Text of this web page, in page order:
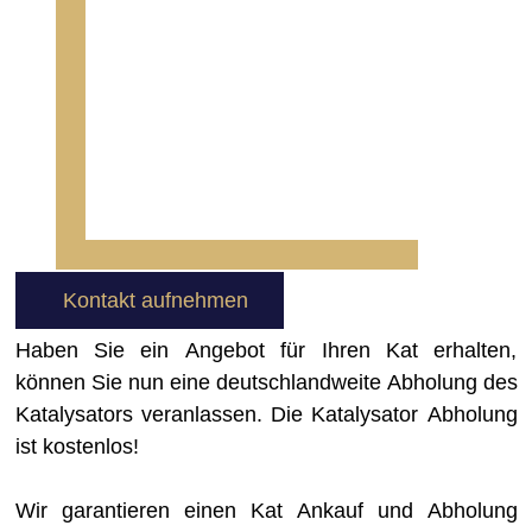
Kontakt aufnehmen
Haben Sie ein Angebot für Ihren Kat erhalten,
können Sie nun eine deutschlandweite Abholung des
Katalysators veranlassen. Die Katalysator Abholung
ist kostenlos!
Wir garantieren einen Kat Ankauf und Abholung